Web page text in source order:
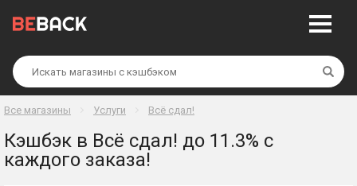
Все магазины Услуги Всё сдал!
Кэшбэк в Всё сдал! до 11.3% с
каждого заказа!